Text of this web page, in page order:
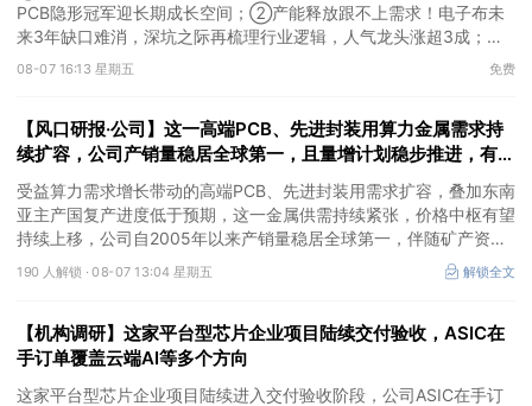
PCB隐形冠军迎长期成长空间；②产能释放跟不上需求！电子布未
来3年缺口难消，深坑之际再梳理行业逻辑，人气龙头涨超3成；
③AI服务器、机器人带动MLCC景气周期持续！这家公司扩产、涨
08-07 16:13 星期五 免费
【风口研报·公司】这一高端PCB、先进封装用算力金属需求持
续扩容，公司产销量稳居全球第一，且量增计划稳步推进，有望
充分受益价格上行
受益算力需求增长带动的高端PCB、先进封装用需求扩容，叠加东南
亚主产国复产进度低于预期，这一金属供需持续紧张，价格中枢有望
持续上移，公司自2005年以来产销量稳居全球第一，伴随矿产资源
产量增长与冶炼产能整合并举，公司市占率有望进一步提升，同时有
望充分受益金属价格上行。
190 人解锁 ·08-07 13:04 星期五 解锁全文
【机构调研】这家平台型芯片企业项目陆续交付验收，ASIC在
手订单覆盖云端AI等多个方向
这家平台型芯片企业项目陆续进入交付验收阶段，公司ASIC在手订